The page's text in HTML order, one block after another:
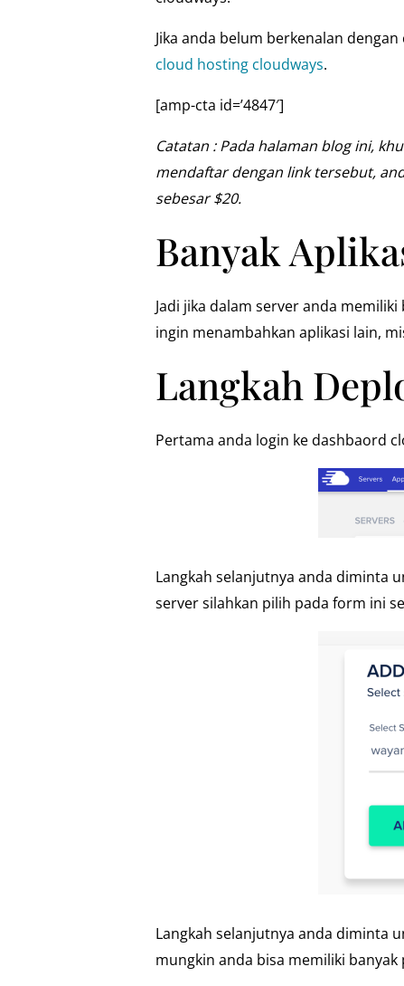
Jika anda belum berkenalan
cloud hosting cloudways.
[amp-cta id=’4847′]
Catatan : Pada halaman blog ini,
mendaftar dengan link tersebut,
sebesar $20.
Banyak
Jadi jika dalam server anda
ingin menambahkan aplikasi lain,
Langkah
Pertama anda login ke dashbaord
Langkah selanjutnya anda diminta
server silahkan pilih pada form ini
Langkah selanjutnya anda diminta
mungkin anda bisa memiliki